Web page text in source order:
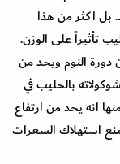
بل اكثر من هذا
تأثيراً على الوزن.
النوم ويحد من
بالحليب في
انه يحد من ارتفاع
استهلاك السعرات